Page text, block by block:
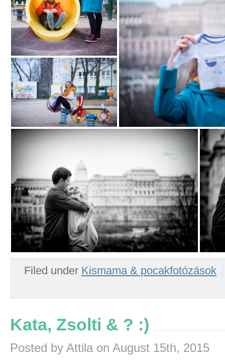
Filed under Kismama & pocakfotózások
Kata, Zsolti & ? :)
Posted by Attila on August 15th, 2015